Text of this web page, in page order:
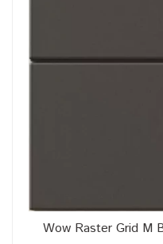
Wow Raster Grid M